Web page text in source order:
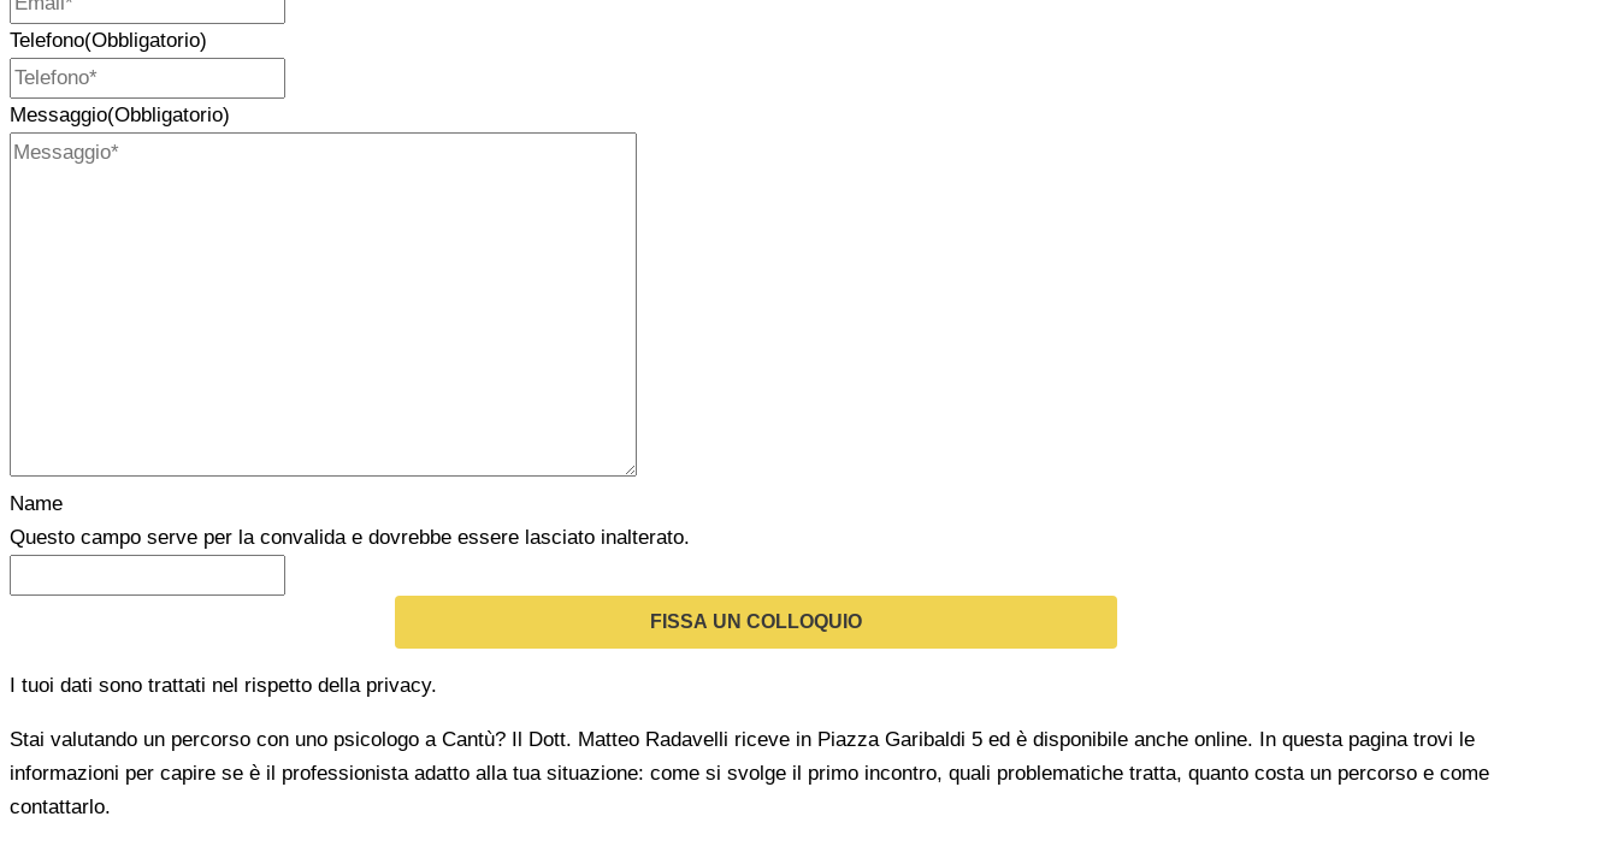
Telefono(Obbligatorio)
Messaggio(Obbligatorio)
Name
Questo campo serve per la convalida e dovrebbe essere lasciato inalterato.
I tuoi dati sono trattati nel rispetto della privacy.
Stai valutando un percorso con uno psicologo a Cantù? Il Dott. Matteo Radavelli riceve in Piazza Garibaldi 5 ed è disponibile anche online. In questa pagina trovi le
informazioni per capire se è il professionista adatto alla tua situazione: come si svolge il primo incontro, quali problematiche tratta, quanto costa un percorso e come
contattarlo.